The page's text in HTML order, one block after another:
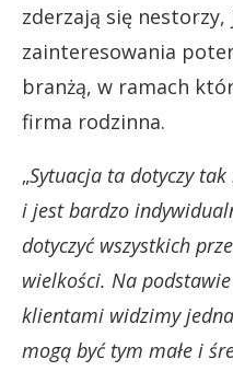
zderzają się
zainteresowania
branżą, w ramach
firma rodzinna.
„Sytuacja ta dotyczy
i jest bardzo
dotyczyć wszystkich
wielkości. Na
klientami widzimy
mogą być tym małe i